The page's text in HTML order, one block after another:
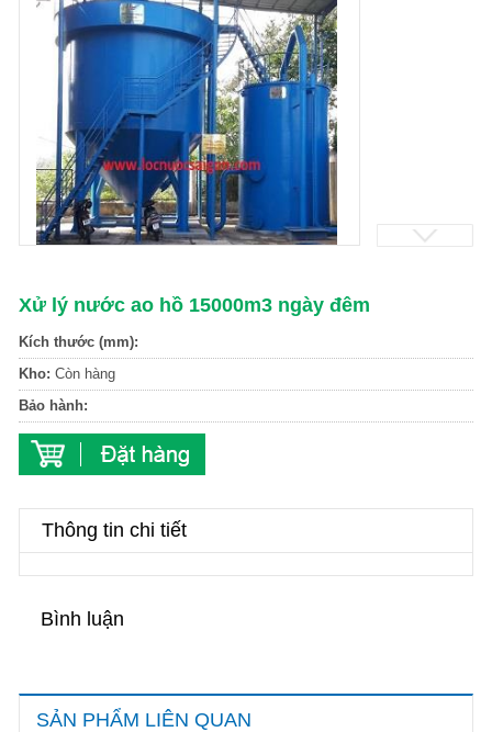
Xử lý nước ao hồ 15000m3 ngày đêm
Kích thước (mm):
Kho: Còn hàng
Bảo hành:
Thông tin chi tiết
Bình luận
SẢN PHẨM LIÊN QUAN